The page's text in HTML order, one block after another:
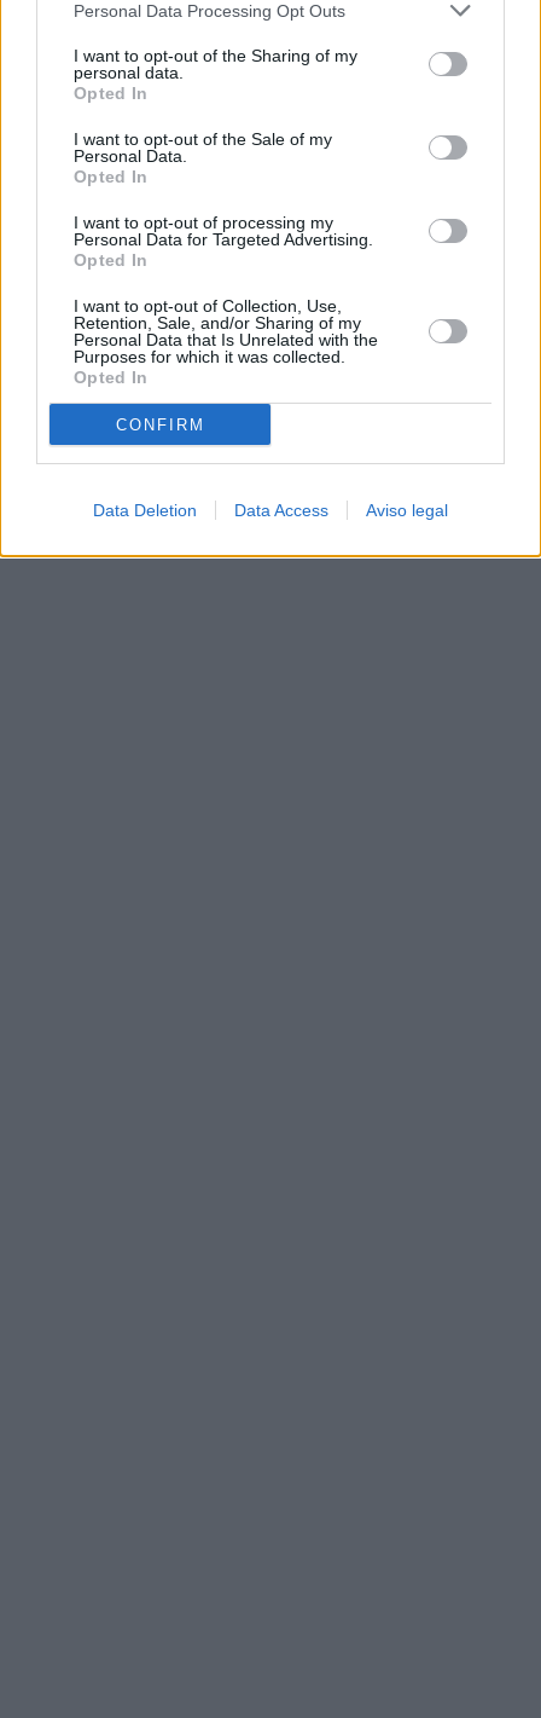
negar su consentimiento. Tenga en cuenta que algún
de su consentimiento, pero usted tiene el derecho de
rechazar tal procesamiento. Sus preferencias se aplicarán
cualquier momento entrando de nuevo en este sitio web o
visitando nuestra política de privacidad.
Personal Data Processing Opt Outs
I want to opt-out of the Sharing of my
personal data.
Opted In
I want to opt-out of the Sale of my
Personal Data.
Opted In
I want to opt-out of processing my
Personal Data for Targeted Advertising.
Opted In
I want to opt-out of Collection, Use,
Retention, Sale, and/or Sharing of my
Personal Data that Is Unrelated with the
Purposes for which it was collected.
Opted In
CONFIRM
Data Deletion Data Access Aviso legal